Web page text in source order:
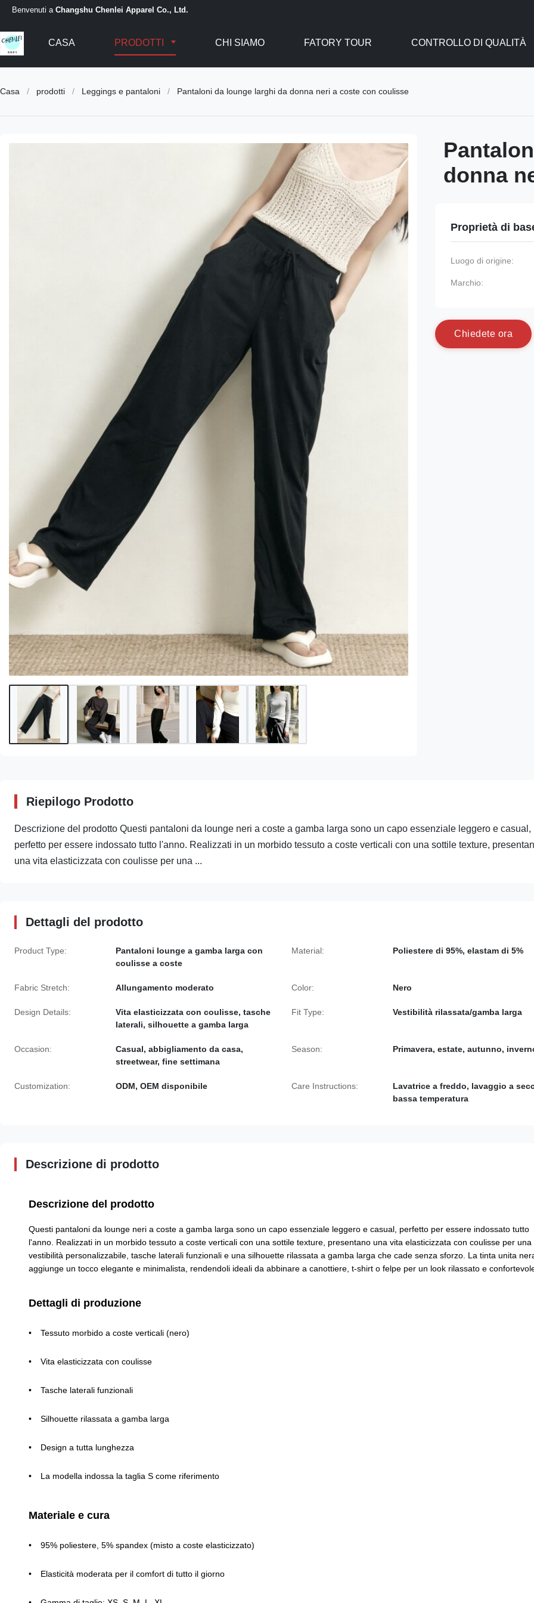
Benvenuti a Changshu Chenlei Apparel Co., Ltd.
CASA PRODOTTI CHI SIAMO FATORY TOUR CONTROLLO DI QUALITÀ
Casa / prodotti / Leggings e pantaloni / Pantaloni da lounge larghi da donna neri a coste con coulisse
donna
Proprietà di
Luogo di origine:
Marchio:
C hiedete ora
Riepilogo Prodotto
Descrizione del prodotto Questi pantaloni da lounge neri a coste a gamba larga sono un capo essenziale leggero e casual,
perfetto per essere indossato tutto l'anno. Realizzati in un morbido tessuto a coste verticali con una sottile texture,
una vita elasticizzata con coulisse per una ...
Dettagli del prodotto
Product Type:
Pantaloni lounge a gamba larga con
coulisse a coste
Material: Poliestere di 95%, elastam di 5%
Fabric Stretch: Allungamento moderato Color: Nero
Design Details:
Vita elasticizzata con coulisse, tasche
laterali, silhouette a gamba larga
Fit Type: Vestibilità rilassata/gamba larga
Occasion:
Casual, abbigliamento da casa,
streetwear, fine settimana
Season: Primavera, estate, autunno,
Customization: ODM, OEM disponibile Care Instructions:
Lavatrice a freddo, lavaggio a
bassa temperatura
Descrizione di prodotto
Descrizione del prodotto
Questi pantaloni da lounge neri a coste a gamba larga sono un capo essenziale leggero e casual, perfetto per essere indossato tutto
l'anno. Realizzati in un morbido tessuto a coste verticali con una sottile texture, presentano una vita elasticizzata con coulisse per una
vestibilità personalizzabile, tasche laterali funzionali e una silhouette rilassata a gamba larga che cade senza sforzo. La tinta unita
aggiunge un tocco elegante e minimalista, rendendoli ideali da abbinare a canottiere, t-shirt o felpe per un look rilassato e
Dettagli di produzione
Tessuto morbido a coste verticali (nero)
Vita elasticizzata con coulisse
Tasche laterali funzionali
Silhouette rilassata a gamba larga
Design a tutta lunghezza
La modella indossa la taglia S come riferimento
Materiale e cura
95% poliestere, 5% spandex (misto a coste elasticizzato)
Elasticità moderata per il comfort di tutto il giorno